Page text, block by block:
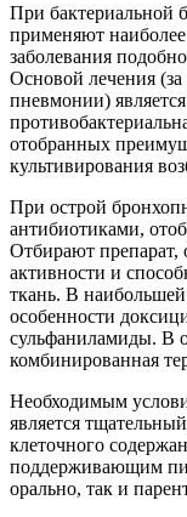
При бактериальной
применяют
заболевания
Основой лечения
пневмонии)
отобранных
культивирования
При острой
антибиотиками,
Отбирают
активности и
ткань. В
особенности
сульфаниламиды. В
комбинированная
Необходимым
является
клеточного
поддерживающим
орально, так и